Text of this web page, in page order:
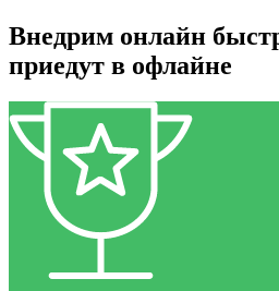
Внедрим онлайн
приедут в офлайне